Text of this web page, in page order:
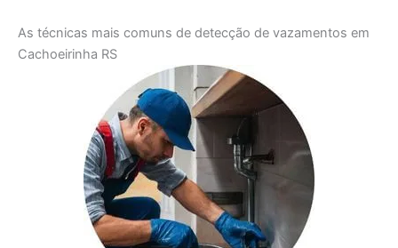
As técnicas mais comuns de detecção de vazamentos em
Cachoeirinha RS